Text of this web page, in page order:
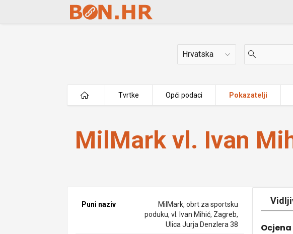
Skip to Main Content
Država
Tvrtke Opći podaci Pokazatelji
MilMark vl. Ivan Mihić
MilMark vl. Ivan
Puni naziv
MilMark, obrt za sportsku
poduku, vl. Ivan Mihić, Zagreb,
Ulica Jurja Denzlera 38
Ocjena